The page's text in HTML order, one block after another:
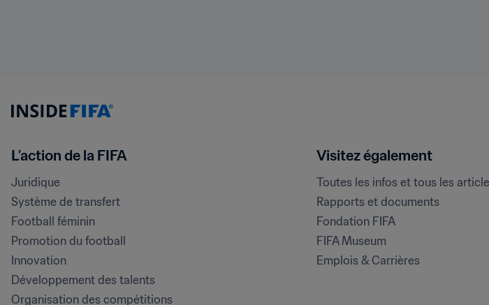
L’action de la FIFA
Juridique
Système de transfert
Football féminin
Promotion du football
Innovation
Développement des talents
Organisation des compétitions
Visitez également
Toutes les infos et tous les
Rapports et documents
Fondation FIFA
FIFA Museum
Emplois & Carrières